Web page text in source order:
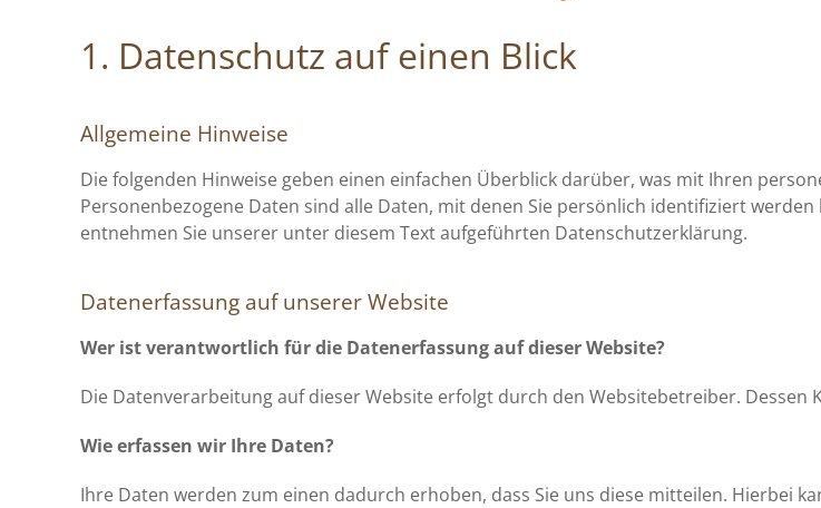
1. Datenschutz auf einen Blick
Allgemeine Hinweise
Die folgenden Hinweise geben einen einfachen Überblick darüber, was mit Ihren
Personenbezogene Daten sind alle Daten, mit denen Sie persönlich identifiziert
entnehmen Sie unserer unter diesem Text aufgeführten Datenschutzerklärung.
Datenerfassung auf unserer Website
Wer ist verantwortlich für die Datenerfassung auf dieser Website?
Die Datenverarbeitung auf dieser Website erfolgt durch den Websitebetreiber.
Wie erfassen wir Ihre Daten?
Ihre Daten werden zum einen dadurch erhoben, dass Sie uns diese mitteilen. Hierbei